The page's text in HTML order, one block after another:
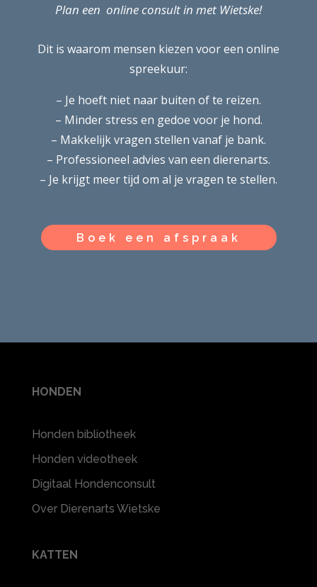
Plan een online consult in met Wietske!
Dit is waarom mensen kiezen voor een online
spreekuur:
– Je hoeft niet naar buiten of te reizen.
– Minder stress en gedoe voor je hond.
– Makkelijk vragen stellen vanaf je bank.
– Professioneel advies van een dierenarts.
– Je krijgt meer tijd om al je vragen te stellen.
Boek een afspraak
HONDEN
Honden bibliotheek
Honden videotheek
Digitaal Hondenconsult
Over Dierenarts Wietske
KATTEN